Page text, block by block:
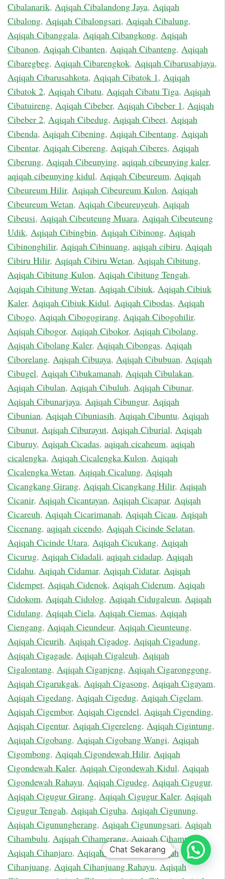
Cibalanarik, Aqiqah Cibalandong Jaya, Aqiqah
Cibalong, Aqiqah Cibalongsari, Aqiqah Cibalung,
Aqiqah Cibanggala, Aqiqah Cibangkong, Aqiqah
Cibanon, Aqiqah Cibanten, Aqiqah Cibanteng, Aqiqah
Cibaregbeg, Aqiqah Cibarengkok, Aqiqah Cibarusahjaya,
Aqiqah Cibarusahkota, Aqiqah Cibatok 1, Aqiqah
Cibatok 2, Aqiqah Cibatu, Aqiqah Cibatu Tiga, Aqiqah
Cibatuireng, Aqiqah Cibeber, Aqiqah Cibeber 1, Aqiqah
Cibeber 2, Aqiqah Cibedug, Aqiqah Cibeet, Aqiqah
Cibenda, Aqiqah Cibening, Aqiqah Cibentang, Aqiqah
Cibentar, Aqiqah Cibereng, Aqiqah Ciberes, Aqiqah
Ciberung, Aqiqah Cibeunying, aqiqah cibeunying kaler,
aqiqah cibeunying kidul, Aqiqah Cibeureum, Aqiqah
Cibeureum Hilir, Aqiqah Cibeureum Kulon, Aqiqah
Cibeureum Wetan, Aqiqah Cibeureuyeuh, Aqiqah
Cibeusi, Aqiqah Cibeuteung Muara, Aqiqah Cibeuteung
Udik, Aqiqah Cibingbin, Aqiqah Cibinong, Aqiqah
Cibinonghilir, Aqiqah Cibinuang, aqiqah cibiru, Aqiqah
Cibiru Hilir, Aqiqah Cibiru Wetan, Aqiqah Cibitung,
Aqiqah Cibitung Kulon, Aqiqah Cibitung Tengah,
Aqiqah Cibitung Wetan, Aqiqah Cibiuk, Aqiqah Cibiuk
Kaler, Aqiqah Cibiuk Kidul, Aqiqah Cibodas, Aqiqah
Cibogo, Aqiqah Cibogogirang, Aqiqah Cibogohilir,
Aqiqah Cibogor, Aqiqah Cibokor, Aqiqah Cibolang,
Aqiqah Cibolang Kaler, Aqiqah Cibongas, Aqiqah
Ciborelang, Aqiqah Cibuaya, Aqiqah Cibubuan, Aqiqah
Cibugel, Aqiqah Cibukamanah, Aqiqah Cibulakan,
Aqiqah Cibulan, Aqiqah Cibuluh, Aqiqah Cibunar,
Aqiqah Cibunarjaya, Aqiqah Cibungur, Aqiqah
Cibunian, Aqiqah Cibuniasih, Aqiqah Cibuntu, Aqiqah
Cibunut, Aqiqah Ciburayut, Aqiqah Ciburial, Aqiqah
Ciburuy, Aqiqah Cicadas, aqiqah cicaheum, aqiqah
cicalengka, Aqiqah Cicalengka Kulon, Aqiqah
Cicalengka Wetan, Aqiqah Cicalung, Aqiqah
Cicangkang Girang, Aqiqah Cicangkang Hilir, Aqiqah
Cicanir, Aqiqah Cicantayan, Aqiqah Cicapar, Aqiqah
Cicareuh, Aqiqah Cicarimanah, Aqiqah Cicau, Aqiqah
Cicenang, aqiqah cicendo, Aqiqah Cicinde Selatan,
Aqiqah Cicinde Utara, Aqiqah Cicukang, Aqiqah
Cicurug, Aqiqah Cidadali, aqiqah cidadap, Aqiqah
Cidahu, Aqiqah Cidamar, Aqiqah Cidatar, Aqiqah
Cidempet, Aqiqah Cidenok, Aqiqah Ciderum, Aqiqah
Cidokom, Aqiqah Cidolog, Aqiqah Cidugaleun, Aqiqah
Cidulang, Aqiqah Ciela, Aqiqah Ciemas, Aqiqah
Ciengang, Aqiqah Cieundeur, Aqiqah Cieunteung,
Aqiqah Cieurih, Aqiqah Cigadog, Aqiqah Cigadung,
Aqiqah Cigagade, Aqiqah Cigaleuh, Aqiqah
Cigalontang, Aqiqah Ciganjeng, Aqiqah Cigaronggong,
Aqiqah Cigarukgak, Aqiqah Cigasong, Aqiqah Cigayam,
Aqiqah Cigedang, Aqiqah Cigedug, Aqiqah Cigelam,
Aqiqah Cigembor, Aqiqah Cigendel, Aqiqah Cigending,
Aqiqah Cigentur, Aqiqah Cigereleng, Aqiqah Cigintung,
Aqiqah Cigobang, Aqiqah Cigobang Wangi, Aqiqah
Cigombong, Aqiqah Cigondewah Hilir, Aqiqah
Cigondewah Kaler, Aqiqah Cigondewah Kidul, Aqiqah
Cigondewah Rahayu, Aqiqah Cigudeg, Aqiqah Cigugur,
Aqiqah Cigugur Girang, Aqiqah Cigugur Kaler, Aqiqah
Cigugur Tengah, Aqiqah Ciguha, Aqiqah Cigunung,
Aqiqah Cigunungherang, Aqiqah Cigunungsari, Aqiqah
Cihambulu, Aqiqah Cihamerang,Aqiqah Cihampelas,
Aqiqah Cihanjaro, Aqiqah Cihanjawar,Aqiqah
Cihanjuang, Aqiqah Cihanjuang Rahayu, Aqiqah
Chat Sekarang